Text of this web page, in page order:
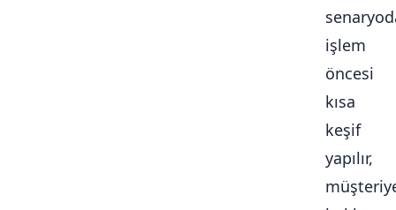
işlem
öncesi
kısa
keşif
yapılır,